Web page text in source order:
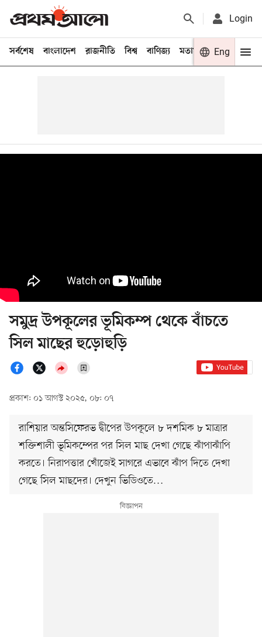
Login
সর্বশেষ বাংলাদেশ রাজনীতি বিশ্ব বাণিজ্য মতামত খেলা
Eng
সমুদ্র উপকূলের ভূমিকম্প থেকে বাঁচতে
সিল মাছের হুড়োহুড়ি
প্রকাশ: ০১ আগস্ট ২০২৫, ০৮: ০৭
রাশিয়ার অন্তসিফেরভ দ্বীপের উপকূলে ৮ দশমিক ৮ মাত্রার
শক্তিশালী ভূমিকম্পের পর সিল মাছ দেখা গেছে ঝাঁপাঝাঁপি
করতে। নিরাপত্তার খোঁজেই সাগরে এভাবে ঝাঁপ দিতে দেখা
গেছে সিল মাছদের। দেখুন ভিডিওতে…